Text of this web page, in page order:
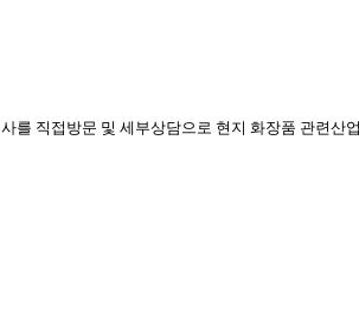
직접방문 및 세부상담으로 현지 화장품 관련산